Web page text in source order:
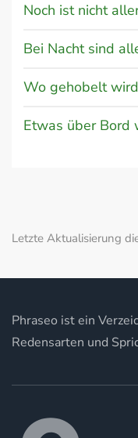
Noch ist nicht
Bei Nacht sind
Wo gehobelt
Etwas über Bord
Letzte Aktualisierung
Phraseo ist ein
Redensarten und